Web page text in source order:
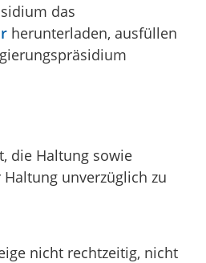
das
herunterladen, ausfüllen
die Haltung sowie
unverzüglich zu
nicht rechtzeitig, nicht